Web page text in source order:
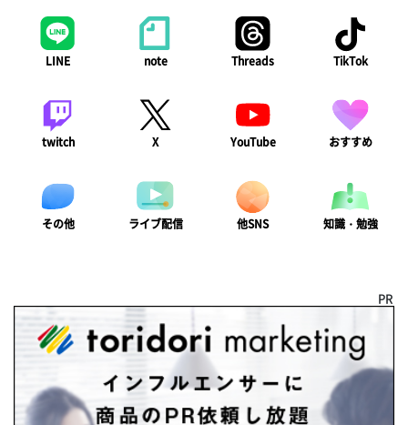
LINE note Threads TikTok
twitch X YouTube おすすめ
その他 ライブ配信 他SNS 知識・勉強
PR